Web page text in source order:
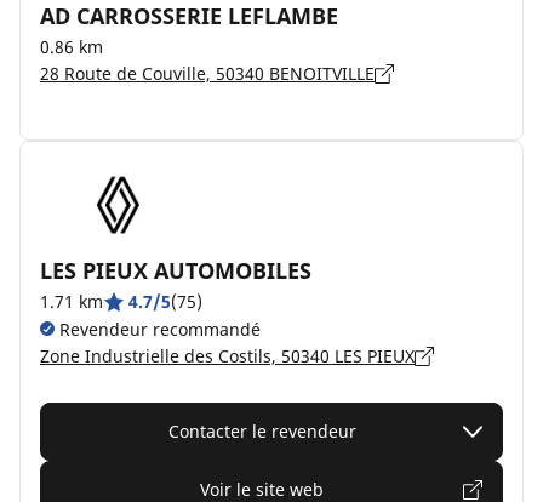
AD CARROSSERIE LEFLAMBE
0.86 km
28 Route de Couville, 50340 BENOITVILLE
LES PIEUX AUTOMOBILES
1.71 km 4.7/5(75)
Revendeur recommandé
Zone Industrielle des Costils, 50340 LES PIEUX
Contacter le revendeur
Voir le site web